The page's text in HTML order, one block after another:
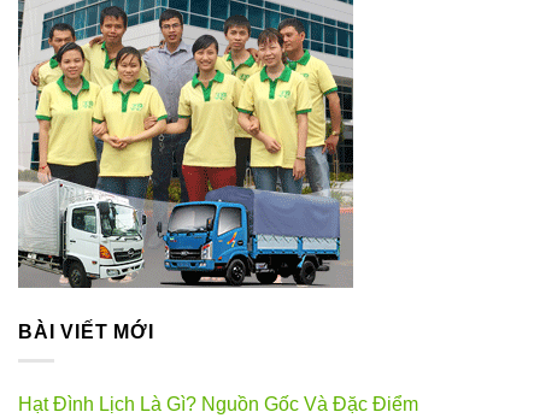
BÀI VIẾT MỚI
Hạt Đình Lịch Là Gì? Nguồn Gốc Và Đặc Điểm